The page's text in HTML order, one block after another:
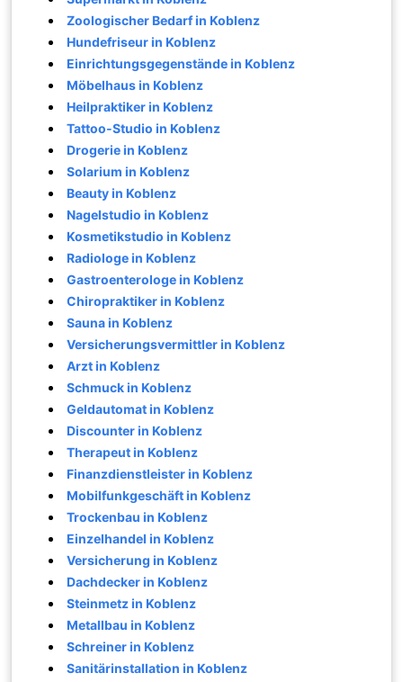
Zoologischer Bedarf in Koblenz
Hundefriseur in Koblenz
Einrichtungsgegenstände in Koblenz
Möbelhaus in Koblenz
Heilpraktiker in Koblenz
Tattoo-Studio in Koblenz
Drogerie in Koblenz
Solarium in Koblenz
Beauty in Koblenz
Nagelstudio in Koblenz
Kosmetikstudio in Koblenz
Radiologe in Koblenz
Gastroenterologe in Koblenz
Chiropraktiker in Koblenz
Sauna in Koblenz
Versicherungsvermittler in Koblenz
Arzt in Koblenz
Schmuck in Koblenz
Geldautomat in Koblenz
Discounter in Koblenz
Therapeut in Koblenz
Finanzdienstleister in Koblenz
Mobilfunkgeschäft in Koblenz
Trockenbau in Koblenz
Einzelhandel in Koblenz
Versicherung in Koblenz
Dachdecker in Koblenz
Steinmetz in Koblenz
Metallbau in Koblenz
Schreiner in Koblenz
Sanitärinstallation in Koblenz